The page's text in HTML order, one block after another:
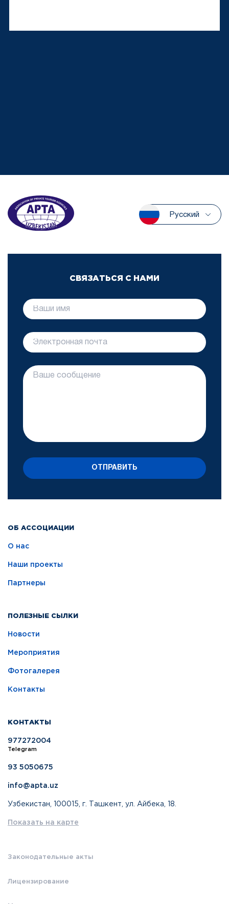
Русский
ОБ АССОЦИАЦИИ
О нас
Наши проекты
Партнеры
ПОЛЕЗНЫЕ СЫЛКИ
Новости
Мероприятия
Фотогалерея
Контакты
КОНТАКТЫ
977272004
Telegram
93 5050675
info@apta.uz
Узбекистан, 100015, г. Ташкент, ул. Айбека, 18.
Показать на карте
Законодательные акты
Лицензирование
СВЯЗАТЬСЯ С НАМИ
ОТПРАВИТЬ